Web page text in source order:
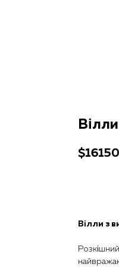
$
Вілли з